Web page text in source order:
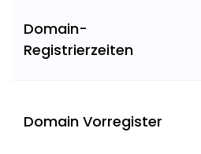
Domain-
Registrierzeiten
Domain Vorregister